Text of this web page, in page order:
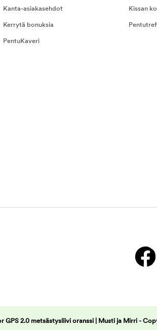
Kanta-asiakasehdot
Kerrytä bonuksia
PentuKaveri
Kissan
2.0 metsästysliivi oranssi | Musti ja Mirri -